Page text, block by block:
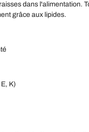
dans l'alimentation.
grâce aux lipides.
K)